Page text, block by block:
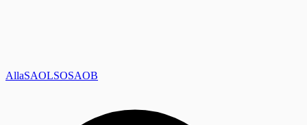
AllaSAOLSOSAOB